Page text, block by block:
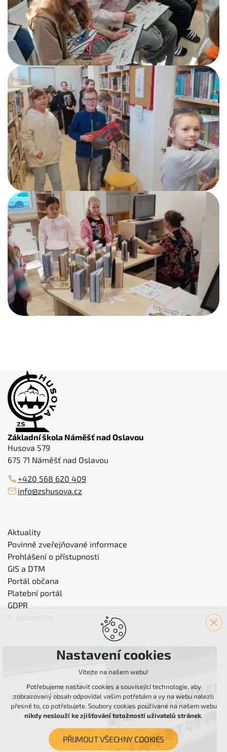
Základní škola Náměšť nad Oslavou
Husova 579
675 71 Náměšť nad Oslavou
+420 568 620 409
info@zshusova.cz
Aktuality
Povinně zveřejňované informace
Prohlášení o přístupnosti
GIS a DTM
Portál občana
Platební portál
GDPR
Nastavení cookies
Vítejte na našem webu!
Potřebujeme nastavit cookies a související technologie, aby
zobrazovaný obsah odpovídal vašim potřebám a vy na webu nalezli
přesně to, co potřebujete. Soubory cookies používané na našem webu
nikdy neslouží ke zjišťování totožnosti uživatelů stránek.
PŘIJMOUT VŠECHNY COOKIES